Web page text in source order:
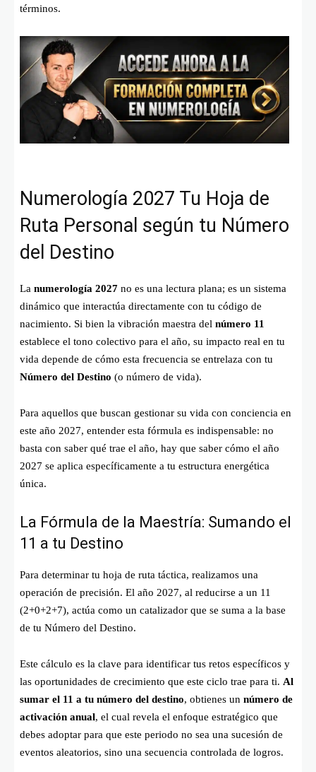
términos.
Numerología 2027 Tu Hoja de
Ruta Personal según tu Número
del Destino
La numerología 2027 no es una lectura plana; es un sistema
dinámico que interactúa directamente con tu código de
nacimiento. Si bien la vibración maestra del número 11
establece el tono colectivo para el año, su impacto real en tu
vida depende de cómo esta frecuencia se entrelaza con tu
Número del Destino (o número de vida).
Para aquellos que buscan gestionar su vida con conciencia en
este año 2027, entender esta fórmula es indispensable: no
basta con saber qué trae el año, hay que saber cómo el año
2027 se aplica específicamente a tu estructura energética
única.
La Fórmula de la Maestría: Sumando el
11 a tu Destino
Para determinar tu hoja de ruta táctica, realizamos una
operación de precisión. El año 2027, al reducirse a un 11
(2+0+2+7), actúa como un catalizador que se suma a la base
de tu Número del Destino.
Este cálculo es la clave para identificar tus retos específicos y
las oportunidades de crecimiento que este ciclo trae para ti. Al
sumar el 11 a tu número del destino, obtienes un número de
activación anual, el cual revela el enfoque estratégico que
debes adoptar para que este periodo no sea una sucesión de
eventos aleatorios, sino una secuencia controlada de logros.